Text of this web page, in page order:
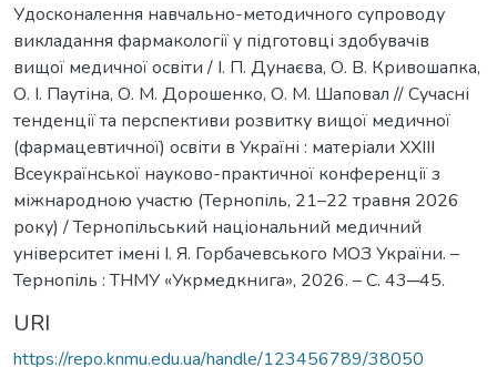
Удосконалення навчально-методичного супроводу
викладання фармакології у підготовці здобувачів
вищої медичної освіти / І. П. Дунаєва, О. В. Кривошапка,
О. І. Паутіна, О. М. Дорошенко, О. М. Шаповал // Сучасні
тенденції та перспективи розвитку вищої медичної
(фармацевтичної) освіти в Україні : матеріали XХІІІ
Всеукраїнської науково-практичної конференції з
міжнародною участю (Тернопіль, 21–22 травня 2026
року) / Тернопільський національний медичний
університет імені І. Я. Горбачевського МОЗ України. –
Тернопіль : ТНМУ «Укрмедкнига», 2026. – С. 43─45.
URI
https://repo.knmu.edu.ua/handle/123456789/38050